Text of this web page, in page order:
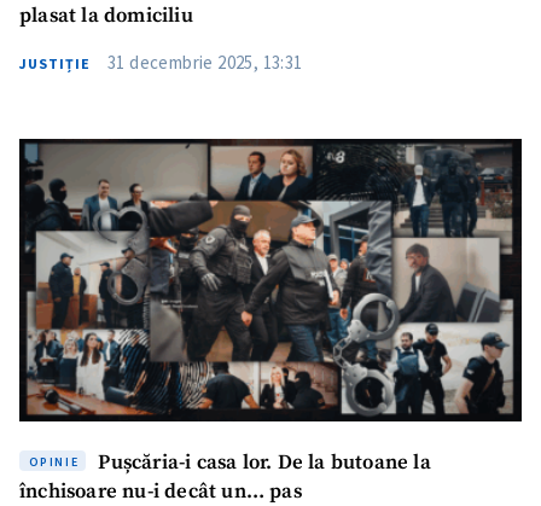
plasat la domiciliu
JUSTIȚIE 31 decembrie 2025, 13:31
OPINIE
Pușcăria-i casa lor. De la butoane la
închisoare nu-i decât un… pas